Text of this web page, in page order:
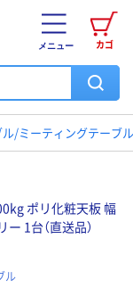
カゴ
メニュー
/ミーティングテーブル
ポリ化粧天板 幅
1台（直送品）
ル